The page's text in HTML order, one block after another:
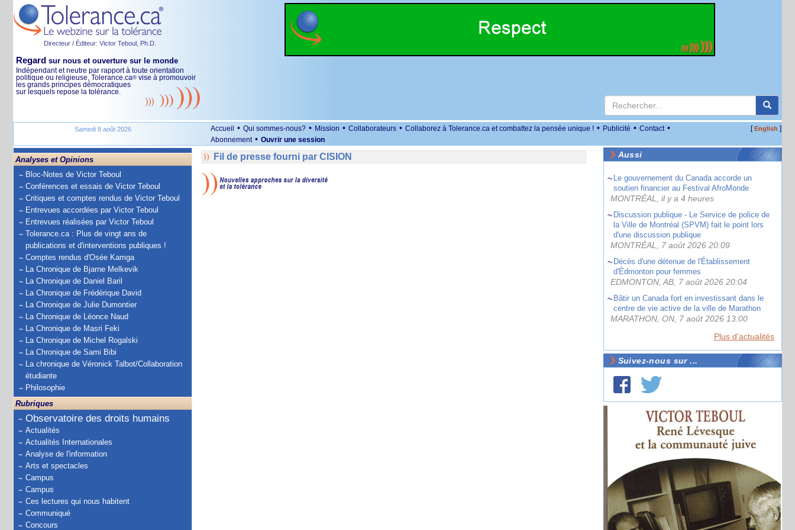
Directeur / Éditeur: Victor Teboul, Ph.D.
Regard sur nous et ouverture sur le monde
Indépendant et neutre par rapport à toute orientation
politique ou religieuse, Tolerance.ca® vise à promouvoir
les grands principes démocratiques
sur lesquels repose la tolérance.
Samedi 8 août 2026 Accueil • Qui sommes-nous? • Mission • Collaborateurs • Collaborez à Tolerance.ca et combattez la pensée unique ! • Publicité • Contact •
Abonnement • Ouvrir une session
[English ]
Analyses et Opinions
Bloc-Notes de Victor Teboul
Conférences et essais de Victor Teboul
Critiques et comptes rendus de Victor Teboul
Entrevues accordées par Victor Teboul
Entrevues réalisées par Victor Teboul
Tolerance.ca : Plus de vingt ans de
publications et d'interventions publiques !
Comptes rendus d'Osée Kamga
La Chronique de Bjarne Melkevik
La Chronique de Daniel Baril
La Chronique de Frédérique David
La Chronique de Julie Dumontier
La Chronique de Léonce Naud
La Chronique de Masri Feki
La Chronique de Michel Rogalski
La Chronique de Sami Bibi
La chronique de Véronick Talbot/Collaboration
étudiante
Philosophie
Rubriques
Observatoire des droits humains
Actualités
Actualités Internationales
Analyse de l'information
Arts et spectacles
Campus
Campus
Ces lectures qui nous habitent
Communiqué
Concours
Fil de presse fourni par CISION Aussi
Le gouvernement du Canada accorde un
soutien financier au Festival AfroMonde
MONTRÉAL, il y a 4 heures
Discussion publique - Le Service de police de
la Ville de Montréal (SPVM) fait le point lors
d'une discussion publique
MONTRÉAL, 7 août 2026 20:09
Décès d'une détenue de l'Établissement
d'Édmonton pour femmes
EDMONTON, AB, 7 août 2026 20:04
Bâtir un Canada fort en investissant dans le
centre de vie active de la ville de Marathon
MARATHON, ON, 7 août 2026 13:00
Plus d'actualités
Suivez-nous sur ...